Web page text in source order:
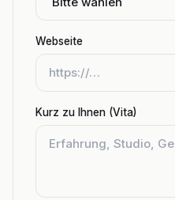
Webseite
Kurz zu Ihnen (Vita)